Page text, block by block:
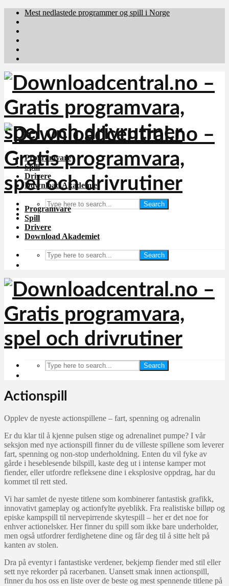
Mest nedlastede programmer og spill i Norge
Programvare
Spill
Drivere
Download Akademiet
Search
Programvare
Spill
Drivere
Download Akademiet
Search
Search
Actionspill
Opplev de nyeste actionspillene – fart, spenning og adrenalin
Er du klar til å kjenne pulsen stige og adrenalinet pumpe? I vår
seksjon med nye actionspill finner du de villeste spillene som leverer
fart, spenning og non-stop underholdning. Enten du vil fyke av
gårde i heseblesende bilspill, kaste deg ut i intense kamper mot
fiender, eller utfordre refleksene dine i eksplosive oppdrag, har du
kommet til rett sted.
Vi har samlet de nyeste titlene som kombinerer fantastisk grafikk,
innovativt gameplay og actionfylte øyeblikk. Fra realistiske billøp og
episke kampspill til nervepirrende skytespill – her er det noe for
enhver actionelsker. Her finner du spill som ikke bare underholder,
men også utfordrer ferdighetene dine og får deg til å sitte helt på
kanten av stolen.
Dra på eventyr i fantastiske verdener, bekjemp fiender med stil eller
sett nye rekorder på racerbanen. Uansett smak innen actionspill,
finner du hos oss en liste over de beste og mest spennende titlene på